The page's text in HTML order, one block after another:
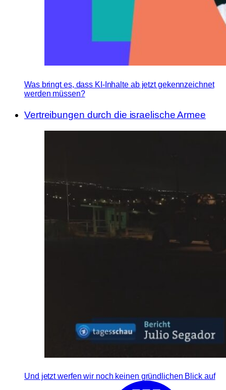
Was bringt es, dass KI-Inhalte ab jetzt gekennzeichnet
werden müssen?
Vertreibungen durch die israelische Armee
Und jetzt werfen wir noch keinen gründlichen Blick auf